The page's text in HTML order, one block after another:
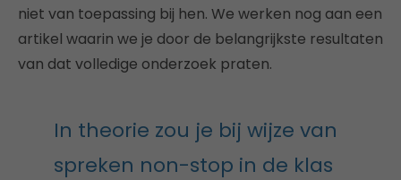
niet van toepassing bij hen. We werken nog aan een
artikel waarin we je door de belangrijkste resultaten
van dat volledige onderzoek praten.
In theorie zou je bij wijze van
spreken non-stop in de klas